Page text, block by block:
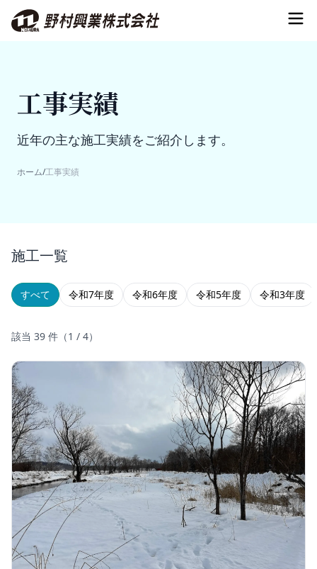
工事実績
近年の主な施工実績をご紹介します。
ホーム/工事実績
施工一覧
すべて 令和7年度 令和6年度 令和5年度 令和3年度
該当 39 件（1 / 4）